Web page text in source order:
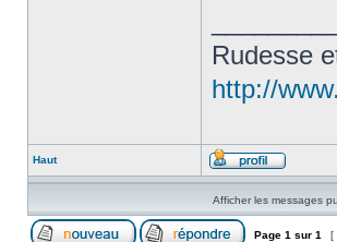
Rudesse
http://
Haut
Afficher les messages
Page 1 sur 1 [